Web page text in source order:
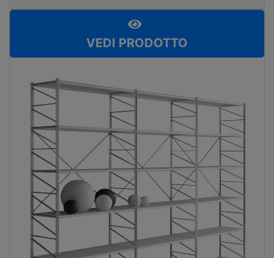
VEDI PRODOTTO